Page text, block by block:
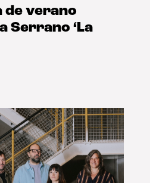
de verano
Serrano ‘La